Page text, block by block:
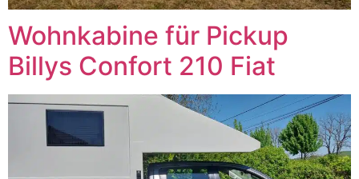
Wohnkabine für Pickup
Billys Confort 210 Fiat